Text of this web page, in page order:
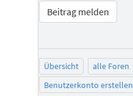
Beitrag melden
Übersicht alle Foren
Benutzerkonto erstellen